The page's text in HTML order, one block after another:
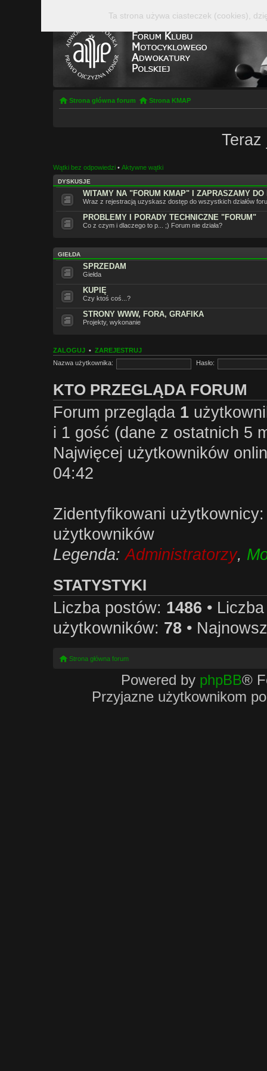
Strona główna forum Strona KMAP
Wątki bez odpowiedzi• Aktywne wątki
DYSKUSJE
WITAMY NA "FORUM KMAP" I ZAPRASZAMY DO
Wraz z rejestracją uzyskasz dostęp do wszystkich działów
PROBLEMY I PORADY TECHNICZNE "FORUM"
Co z czym i dlaczego to p... ;) Forum nie działa?
GIEŁDA
SPRZEDAM
Giełda
KUPIĘ
Czy ktoś coś...?
STRONY WWW, FORA, GRAFIKA
Projekty, wykonanie
ZALOGUJ• ZAREJESTRUJ
Nazwa użytkownika:
Hasło:
KTO PRZEGLĄDA FORUM
Forum przegląda 1
i 1 gość (dane z ostatnich 5
Najwięcej użytkowników
04:42
Zidentyfikowani
użytkowników
Legenda:Administratorzy,
STATYSTYKI
Liczba postów: 1486 •
użytkowników: 78•
Strona główna forum
Powered by phpBB®
Przyjazne użytkownikom
Ta strona używa ciasteczek (cookies),